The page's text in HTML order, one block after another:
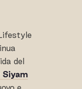
del
Siyam